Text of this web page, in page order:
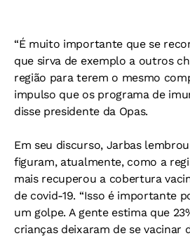
“É muito importante que se
que sirva de exemplo a outros
região para terem o mesmo
impulso que os programa de
disse presidente da Opas.
Em seu discurso, Jarbas
figuram, atualmente, como a
mais recuperou a cobertura
de covid-19. “Isso é importante
um golpe. A gente estima que
crianças deixaram de se vacinar